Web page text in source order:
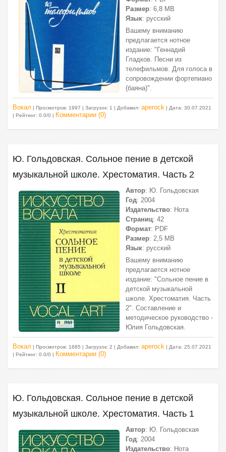
Размер: 6,8 МВ
Язык: русский
Вашему вниманию
предлагается нотное
издание: "Геннадий
Гладков. Песни из
телефильмов. Для голоса в
сопровождении фортепиано
(баяна)".
Вокал | Просмотров: 1997 | Загрузок: 1 | Добавил: aperock | Дата: 30.07.2021
| Рейтинг: 0.0/0 | Комментарии (0)
Ю. Гольдовская. Сольное пение в детской
музыкальной школе. Хрестоматия. Часть 2
Автор: Ю. Гольдовская
Год: 2004
Издательство: Нота
Страниц: 42
Формат: PDF
Размер: 2,5 МВ
Язык: русский
Вашему вниманию
предлагается нотное
издание: "Сольное пение в
детской музыкальной
школе. Хрестоматия. Часть
2". Составление и
методическое руководство -
Юлия Гольдовская.
Вокал | Просмотров: 1685 | Загрузок: 2 | Добавил: aperock | Дата: 25.07.2021
| Рейтинг: 0.0/0 | Комментарии (0)
Ю. Гольдовская. Сольное пение в детской
музыкальной школе. Хрестоматия. Часть 1
Автор: Ю. Гольдовская
Год: 2004
Издательство: Нота